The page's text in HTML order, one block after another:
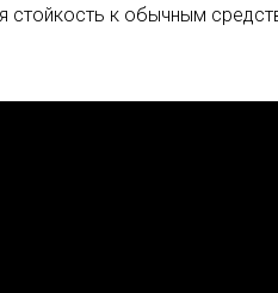
стойкость к обычным